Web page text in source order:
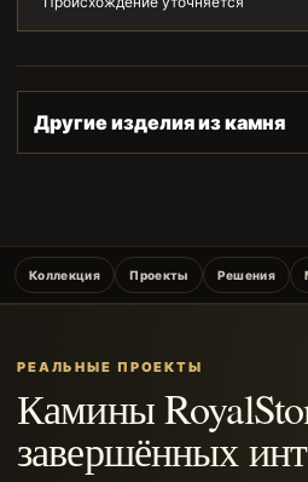
Другие изделия из камня
Коллекция Проекты Решения
РЕАЛЬНЫЕ ПРОЕКТЫ
Камины
завершённых